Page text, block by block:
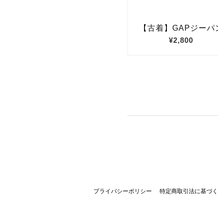
プライバシーポリシー 特定商取引法に基づ